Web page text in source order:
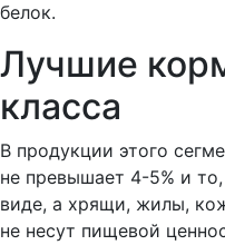
белок.
Лучшие
класса
В продукции этого
не превышает 4-5% и
виде, а хрящи, жилы,
не несут пищевой